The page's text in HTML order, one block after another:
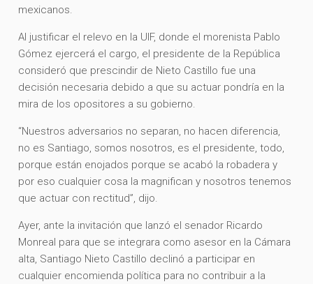
mexicanos.
Al justificar el relevo en la UIF, donde el morenista Pablo
Gómez ejercerá el cargo, el presidente de la República
consideró que prescindir de Nieto Castillo fue una
decisión necesaria debido a que su actuar pondría en la
mira de los opositores a su gobierno.
“Nuestros adversarios no separan, no hacen diferencia,
no es Santiago, somos nosotros, es el presidente, todo,
porque están enojados porque se acabó la robadera y
por eso cualquier cosa la magnifican y nosotros tenemos
que actuar con rectitud”, dijo.
Ayer, ante la invitación que lanzó el senador Ricardo
Monreal para que se integrara como asesor en la Cámara
alta, Santiago Nieto Castillo declinó a participar en
cualquier encomienda política para no contribuir a la